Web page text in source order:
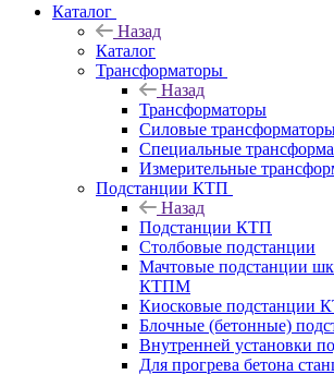
Каталог
Назад
Каталог
Трансформаторы
Назад
Трансформаторы
Силовые
Специальные
Измерительные
Подстанции КТП
Назад
Подстанции КТП
Столбовые подстанции
Мачтовые подстанции
КТПМ
Киосковые подстанции
Блочные (бетонные)
Внутренней установки
Для прогрева бетона